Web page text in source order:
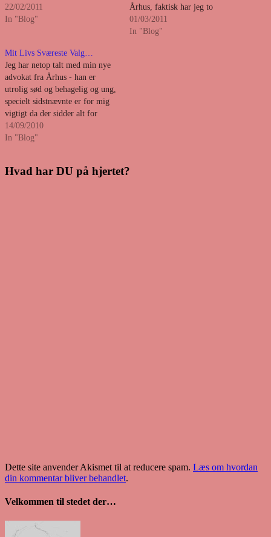
alt det med gården og det
irriterer mig lidt at det stadig et
22/02/2011
In "Blog"
Århus, faktisk har jeg to
advokater, de syntes denne her
sag er så grel at de begge
01/03/2011
In "Blog"
Mit Livs Sværeste Valg…
Jeg har netop talt med min nye
advokat fra Århus - han er
utrolig sød og behagelig og ung,
specielt sidstnævnte er for mig
vigtigt da der sidder alt for
mange pensionsmodne gamle
paragrafryttere rundt omkring
advokater men lige så mange…
14/09/2010
In "Blog"
Hvad har DU på hjertet?
Dette site anvender Akismet til at reducere spam. Læs om hvordan
din kommentar bliver behandlet.
Velkommen til stedet der…